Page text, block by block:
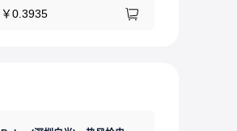
￥0.3935